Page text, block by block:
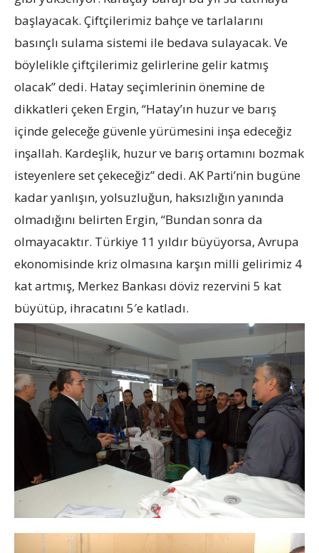
başlayacak. Çiftçilerimiz bahçe ve tarlalarını
basınçlı sulama sistemi ile bedava sulayacak. Ve
böylelikle çiftçilerimiz gelirlerine gelir katmış
olacak” dedi. Hatay seçimlerinin önemine de
dikkatleri çeken Ergin, “Hatay’ın huzur ve barış
içinde geleceğe güvenle yürümesini inşa edeceğiz
inşallah. Kardeşlik, huzur ve barış ortamını bozmak
isteyenlere set çekeceğiz” dedi. AK Parti’nin bugüne
kadar yanlışın, yolsuzluğun, haksızlığın yanında
olmadığını belirten Ergin, “Bundan sonra da
olmayacaktır. Türkiye 11 yıldır büyüyorsa, Avrupa
ekonomisinde kriz olmasına karşın milli gelirimiz 4
kat artmış, Merkez Bankası döviz rezervini 5 kat
büyütüp, ihracatını 5′e katladı.